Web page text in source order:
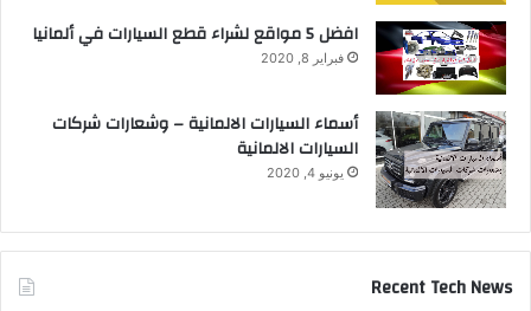
افضل 5 مواقع لشراء قطع السيارات في ألمانيا
فبراير 8, 2020
أسماء السيارات الالمانية – وشعارات شركات
السيارات الالمانية
يونيو 4, 2020
Recent Tech News